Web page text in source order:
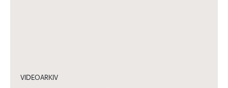
VIDEOARKIV